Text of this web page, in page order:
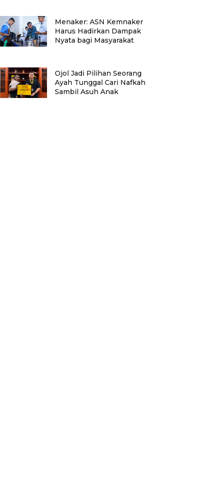
Menaker: ASN Kemnaker
Harus Hadirkan Dampak
Nyata bagi Masyarakat
Ojol Jadi Pilihan Seorang
Ayah Tunggal Cari Nafkah
Sambil Asuh Anak